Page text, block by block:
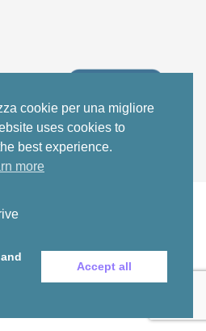
cookie per una migliore
uses cookies to
best experience.
more
Accept all